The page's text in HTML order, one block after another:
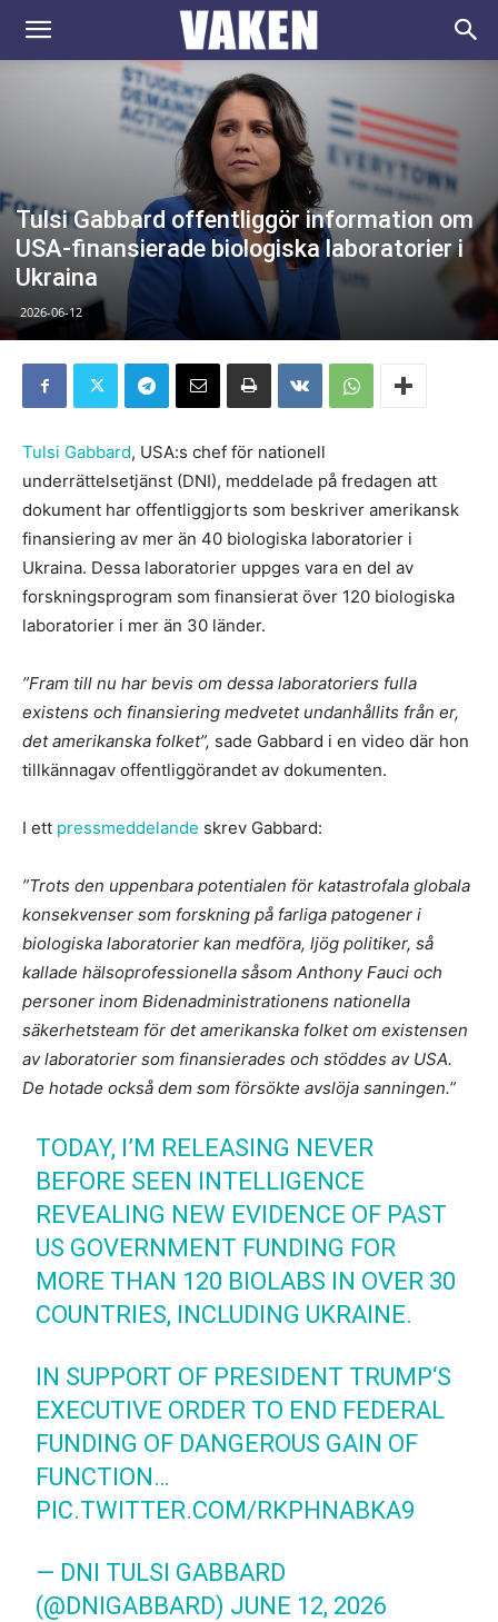
VAKEN.se
Tulsi Gabbard offentliggör information om
USA-finansierade biologiska laboratorier i
Ukraina
2026-06-12
Tulsi Gabbard, USA:s chef för nationell
underrättelsetjänst (DNI), meddelade på fredagen att
dokument har offentliggjorts som beskriver amerikansk
finansiering av mer än 40 biologiska laboratorier i
Ukraina. Dessa laboratorier uppges vara en del av
forskningsprogram som finansierat över 120 biologiska
laboratorier i mer än 30 länder.
”Fram till nu har bevis om dessa laboratoriers fulla
existens och finansiering medvetet undanhållits från er,
det amerikanska folket”, sade Gabbard i en video där hon
tillkännagav offentliggörandet av dokumenten.
I ett pressmeddelande skrev Gabbard:
”Trots den uppenbara potentialen för katastrofala globala
konsekvenser som forskning på farliga patogener i
biologiska laboratorier kan medföra, ljög politiker, så
kallade hälsoprofessionella såsom Anthony Fauci och
personer inom Bidenadministrationens nationella
säkerhetsteam för det amerikanska folket om existensen
av laboratorier som finansierades och stöddes av USA.
De hotade också dem som försökte avslöja sanningen.”
TODAY, I’M RELEASING NEVER
BEFORE SEEN INTELLIGENCE
REVEALING NEW EVIDENCE OF PAST
US GOVERNMENT FUNDING FOR
MORE THAN 120 BIOLABS IN OVER 30
COUNTRIES, INCLUDING UKRAINE.
IN SUPPORT OF PRESIDENT TRUMP‘S
EXECUTIVE ORDER TO END FEDERAL
FUNDING OF DANGEROUS GAIN OF
FUNCTION…
PIC.TWITTER.COM/RKPHNABKA9
— DNI TULSI GABBARD
(@DNIGABBARD) JUNE 12, 2026